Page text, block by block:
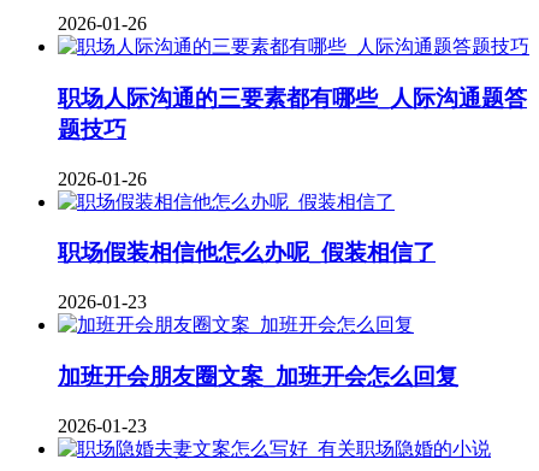
2026-01-26
职场人际沟通的三要素都有哪些_人际沟通题答
题技巧
2026-01-26
职场假装相信他怎么办呢_假装相信了
2026-01-23
加班开会朋友圈文案_加班开会怎么回复
2026-01-23